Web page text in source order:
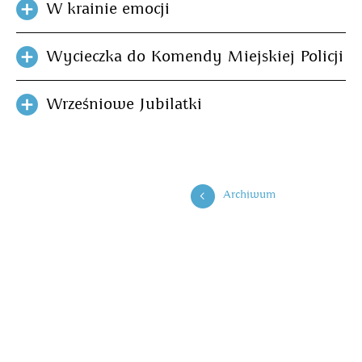
W krainie emocji
Wycieczka do Komendy Miejskiej Policji
Wrześniowe Jubilatki
Archiwum